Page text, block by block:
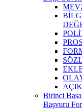
Birinci
Başvuru